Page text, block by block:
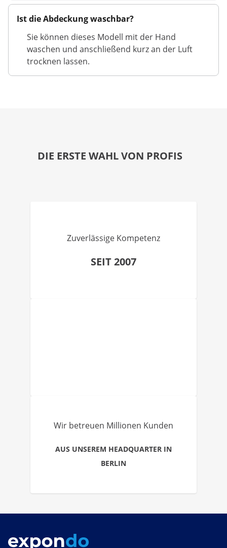
Ist die Abdeckung waschbar?
Sie können dieses Modell mit der Hand
waschen und anschließend kurz an der Luft
trocknen lassen.
DIE ERSTE WAHL VON PROFIS
Zuverlässige Kompetenz
SEIT 2007
Wir betreuen Millionen Kunden
AUS UNSEREM HEADQUARTER IN
BERLIN